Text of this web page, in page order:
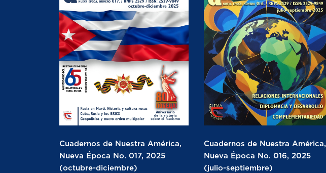
Cuadernos de Nuestra América,
Nueva Época No. 017, 2025
(octubre-diciembre)
Cuadernos de Nuestra América,
Nueva Época No. 016, 2025
(julio-septiembre)